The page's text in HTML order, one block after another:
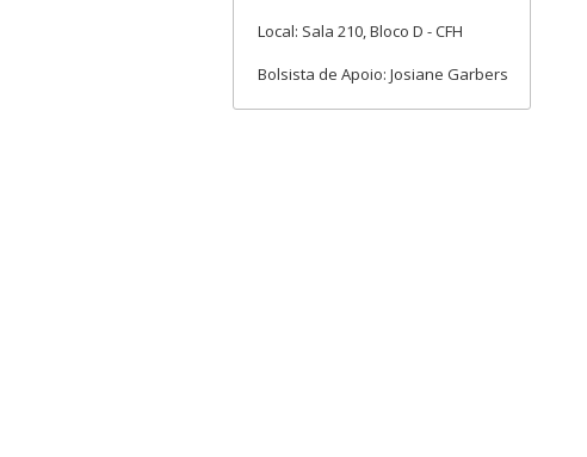
Local: Sala 210, Bloco D - CFH
Bolsista de Apoio: Josiane Garbers